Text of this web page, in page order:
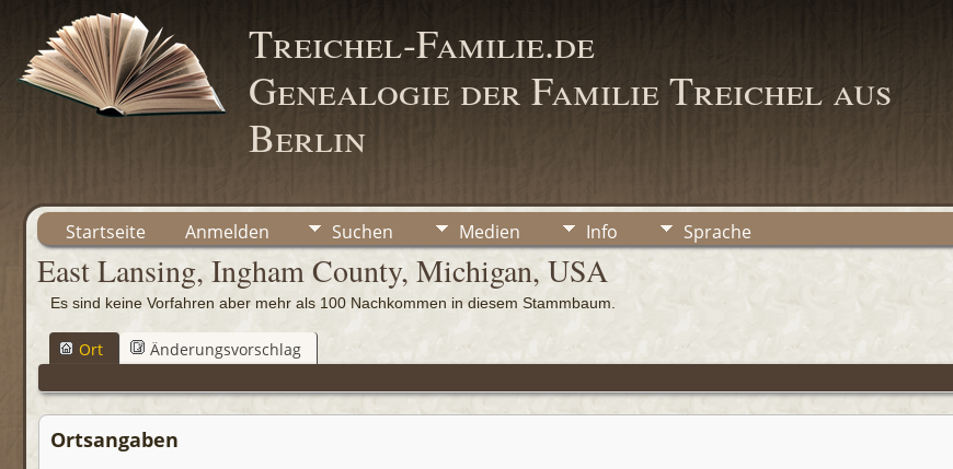
Treichel-Familie.de
Genealogie der Familie Treichel aus
Berlin
Startseite Anmelden Suchen Medien Info Sprache
East Lansing, Ingham County, Michigan, USA
Es sind keine Vorfahren aber mehr als 100 Nachkommen in diesem Stammbaum.
Ort Änderungsvorschlag
Ortsangaben